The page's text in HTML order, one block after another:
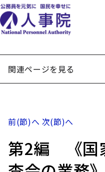
関連ページを見る
前(節)へ 次(節)へ
第2編 《国